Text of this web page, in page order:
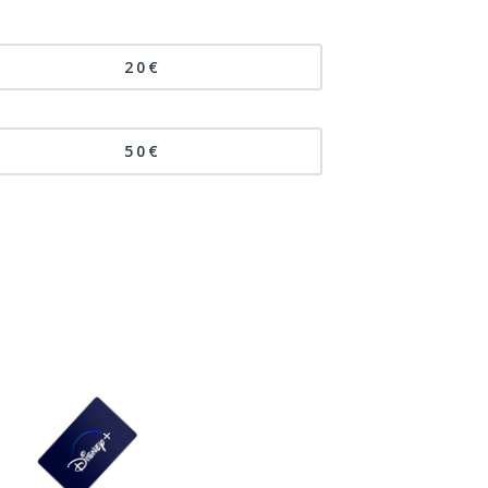
20€
50€